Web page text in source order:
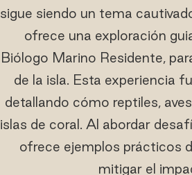
sigue siendo un tema
ofrece una exploración
Biólogo Marino Residente,
de la isla. Esta experiencia
detallando cómo reptiles,
islas de coral. Al abordar
ofrece ejemplos prácticos
mitigar el